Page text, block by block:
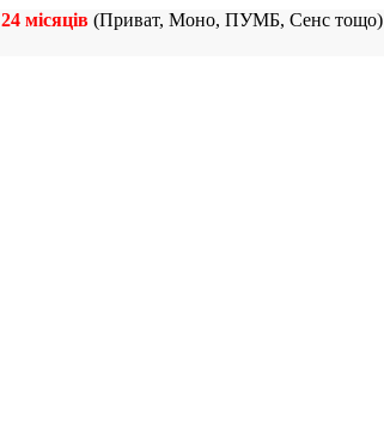
24 місяців(Приват, Моно, ПУМБ, Сенс тощо)